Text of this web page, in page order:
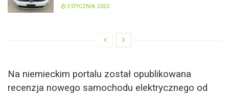
3 STYCZNIA, 2020
Na niemieckim portalu został opublikowana
recenzja nowego samochodu elektrycznego od